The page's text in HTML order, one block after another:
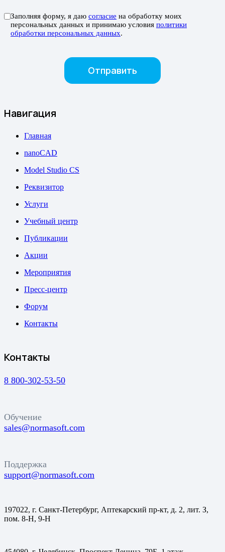
Заполняя форму, я даю согласие на обработку моих
персональных данных и принимаю условия политики
обработки персональных данных.
Навигация
Главная
nanoCAD
Model Studio CS
Реквизитор
Услуги
Учебный центр
Публикации
Акции
Мероприятия
Пресс-центр
Форум
Контакты
Контакты
8 800-302-53-50
Обучение
sales@normasoft.com
Поддержка
support@normasoft.com
197022, г. Санкт-Петербург, Аптекарский пр-кт, д. 2, лит. З,
пом. 8-Н, 9-Н